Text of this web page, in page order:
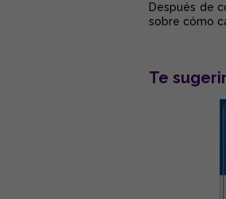
Después de
sobre cómo
Te